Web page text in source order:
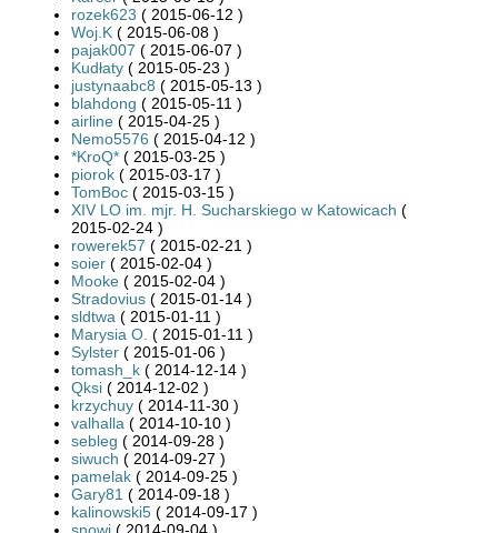
rozek623 ( 2015-06-12 )
Woj.K ( 2015-06-08 )
pajak007 ( 2015-06-07 )
Kudłaty ( 2015-05-23 )
justynaabc8 ( 2015-05-13 )
blahdong ( 2015-05-11 )
airline ( 2015-04-25 )
Nemo5576 ( 2015-04-12 )
*KroQ* ( 2015-03-25 )
piorok ( 2015-03-17 )
TomBoc ( 2015-03-15 )
XIV LO im. mjr. H. Sucharskiego w Katowicach (
2015-02-24 )
rowerek57 ( 2015-02-21 )
soier ( 2015-02-04 )
Mooke ( 2015-02-04 )
Stradovius ( 2015-01-14 )
sldtwa ( 2015-01-11 )
Marysia O. ( 2015-01-11 )
Sylster ( 2015-01-06 )
tomash_k ( 2014-12-14 )
Qksi ( 2014-12-02 )
krzychuy ( 2014-11-30 )
valhalla ( 2014-10-10 )
sebleg ( 2014-09-28 )
siwuch ( 2014-09-27 )
pamelak ( 2014-09-25 )
Gary81 ( 2014-09-18 )
kalinowski5 ( 2014-09-17 )
snowi ( 2014-09-04 )